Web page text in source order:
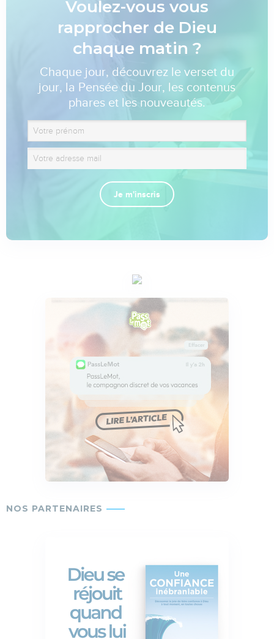
Voulez-vous vous
rapprocher de Dieu
chaque matin ?
Chaque jour, découvrez le verset du
jour, la Pensée du Jour, les contenus
phares et les nouveautés.
Je m'inscris